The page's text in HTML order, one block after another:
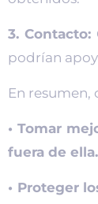
3. Contacto:
podrían
En resumen,
• Tomar
fuera de
• Proteger